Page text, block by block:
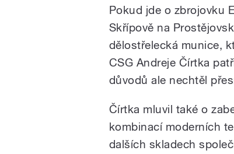
Pokud jde o zbrojovku
Skřípově na
dělostřelecká munice,
CSG Andreje Čírtka
důvodů ale nechtěl
Čírtka mluvil také o
kombinací moderních
dalších skladech